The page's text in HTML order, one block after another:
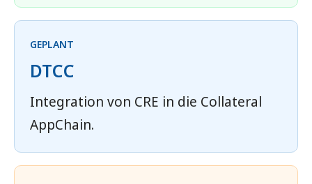
GEPLANT
DTCC
Integration von CRE in die Collateral
AppChain.